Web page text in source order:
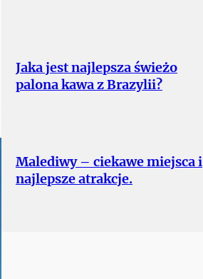
Jaka jest najlepsza świeżo
palona kawa z Brazylii?
Malediwy – ciekawe miejsca i
najlepsze atrakcje.